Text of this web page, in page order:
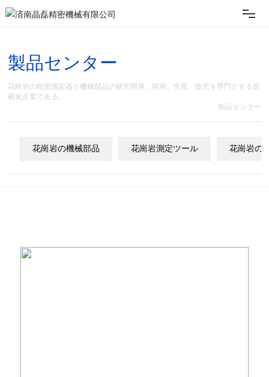
企業案内
技術力
製品センター
花崗岩の精密測定器と機械部品の研究開発、開発、生産、販売を専門とする規
範化企業である。
制品センター
花崗岩の機械部品 花崗岩測定ツール 花崗岩の